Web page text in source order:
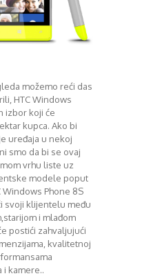
možemo reći das
HTC Windows
izbor koji će
kupca. Ako bi
uređaja u nekoj
smo da bi se ovaj
vrhu liste uz
modele poput
Windows Phone 8S
svoji klijentelu među
i mlađom
postići zahvaljujući
kvalitetnoj
i kamere..